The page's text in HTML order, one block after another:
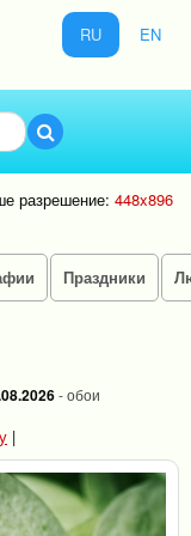
RU EN
разрешение: 448x896
Праздники
- обои
|